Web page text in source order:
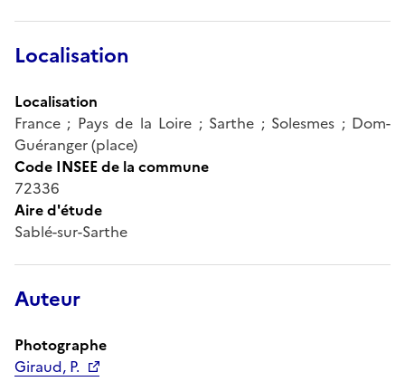
Localisation
Localisation
France ; Pays de la Loire ; Sarthe ; Solesmes ; Dom-
Guéranger (place)
Code INSEE de la commune
72336
Aire d'étude
Sablé-sur-Sarthe
Auteur
Photographe
Giraud, P.